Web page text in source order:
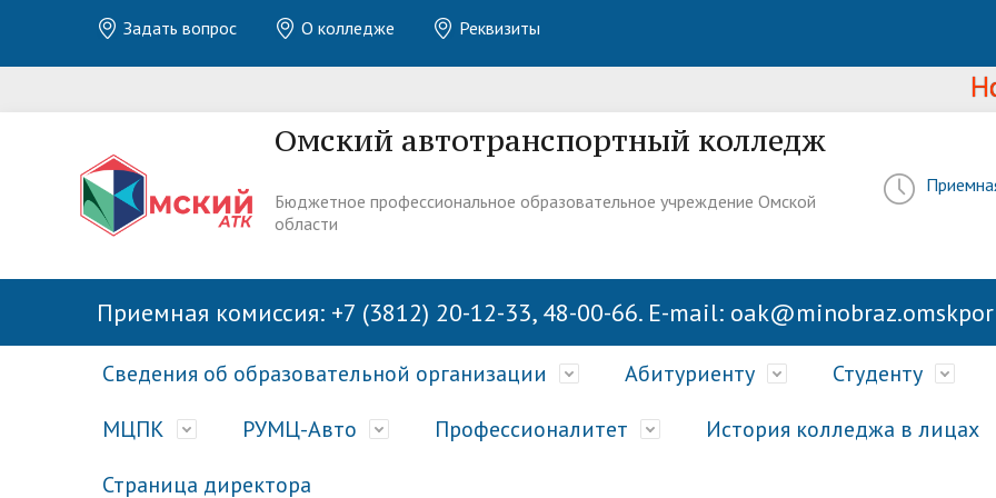
Задать вопрос О колледже Реквизиты
Омский автотранспортный колледж
Бюджетное профессиональное образовательное учреждение Омской
области
Приемная комиссия: +7 (3812) 20-12-33, 48-00-66. E-mail:
Сведения об образовательной организации Абитуриенту Студенту
МЦПК РУМЦ-Авто Профессионалитет
История колледжа в лицах
Страница директора